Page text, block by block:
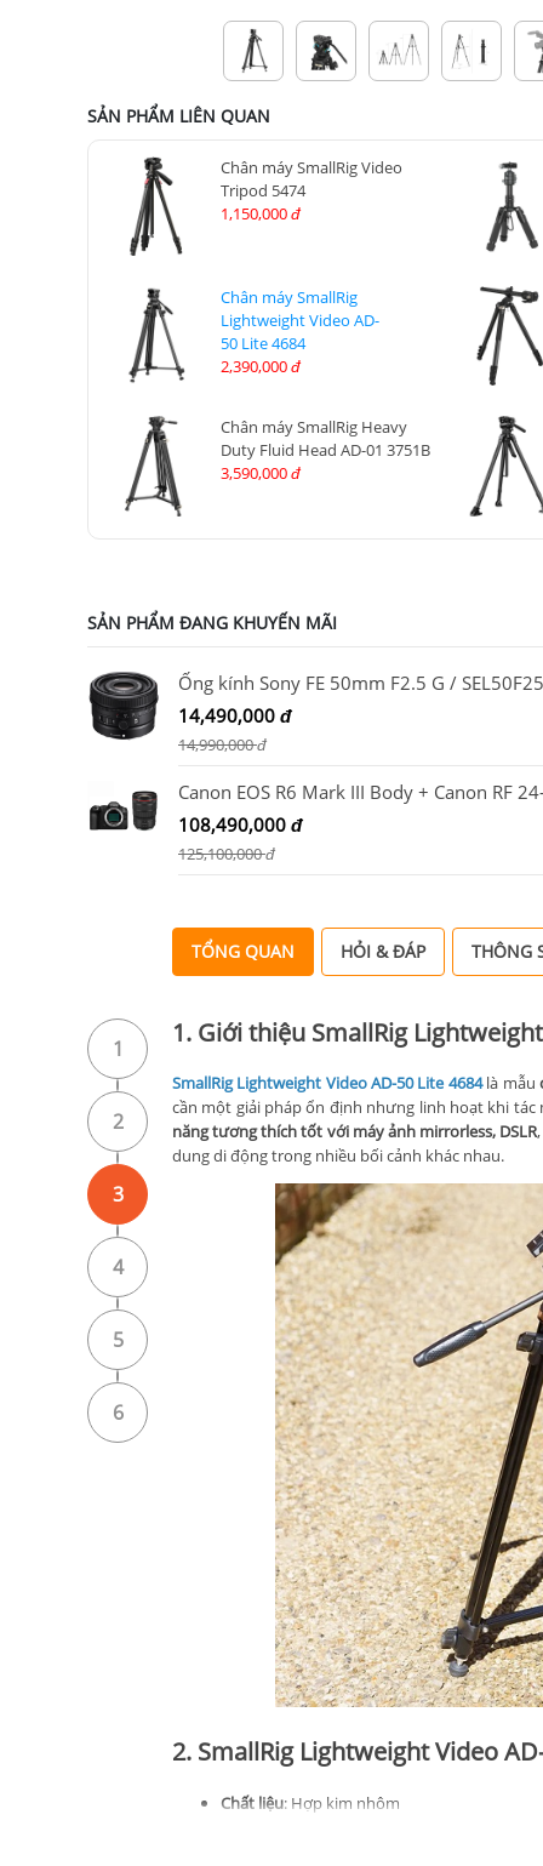
SẢN PHẨM LIÊN QUAN
Chân máy SmallRig Video
Tripod 5474
1,150,000 đ
Chân máy SmallRig
Lightweight Video AD-
50 Lite 4684
2,390,000 đ
Chân máy SmallRig Heavy
Duty Fluid Head AD-01 3751B
3,590,000 đ
SẢN PHẨM ĐANG KHUYẾN MÃI
Ống kính Sony FE 50mm F2.5 G /
14,490,000 đ
14,990,000đ
108,490,000 đ
125,100,000đ
1
2
3
4
5
6
TỔNG QUAN HỎI & ĐÁP THÔNG
1. Giới thiệu SmallRig
SmallRig Lightweight Video AD-50 Lite 4684là mẫu
cần một giải pháp ổn định nhưng linh hoạt khi tác
năng tương thích tốt với máy ảnh mirrorless, DSLR
dung di động trong nhiều bối cảnh khác nhau.
2. SmallRig Lightweight Video
Chất liệu: Hợp kim nhôm